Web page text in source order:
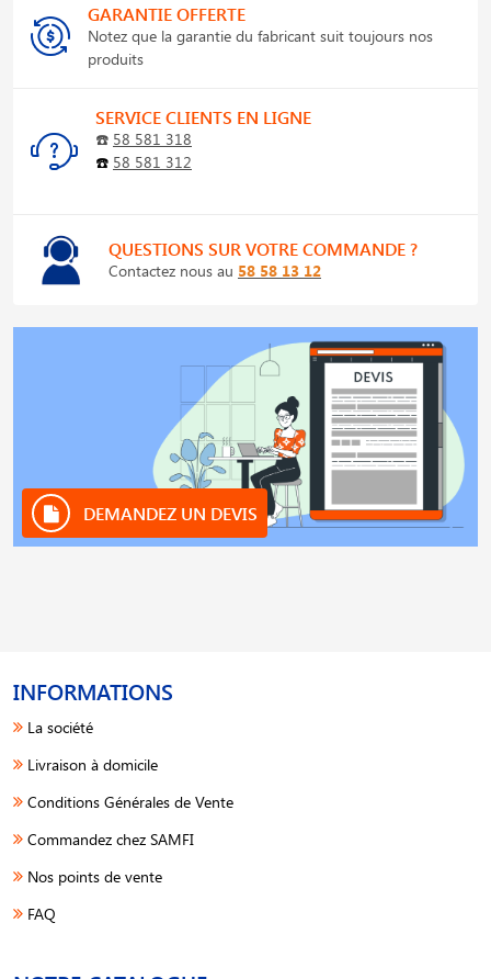
GARANTIE OFFERTE
Notez que la garantie du fabricant suit toujours nos
produits
SERVICE CLIENTS EN LIGNE
☎️ 58 581 318
☎️ 58 581 312
QUESTIONS SUR VOTRE COMMANDE ?
Contactez nous au 58 58 13 12
DEMANDEZ UN DEVIS
INFORMATIONS
La société
Livraison à domicile
Conditions Générales de Vente
Commandez chez SAMFI
Nos points de vente
FAQ